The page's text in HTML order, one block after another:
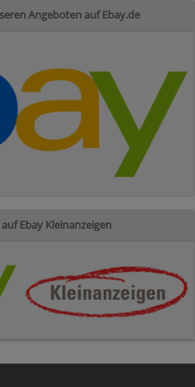
Angeboten auf Ebay.de
Ebay Kleinanzeigen